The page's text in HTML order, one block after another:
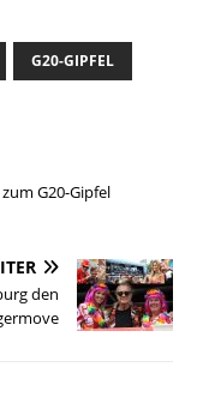
G20-GIPFEL
G20-Gipfel
den